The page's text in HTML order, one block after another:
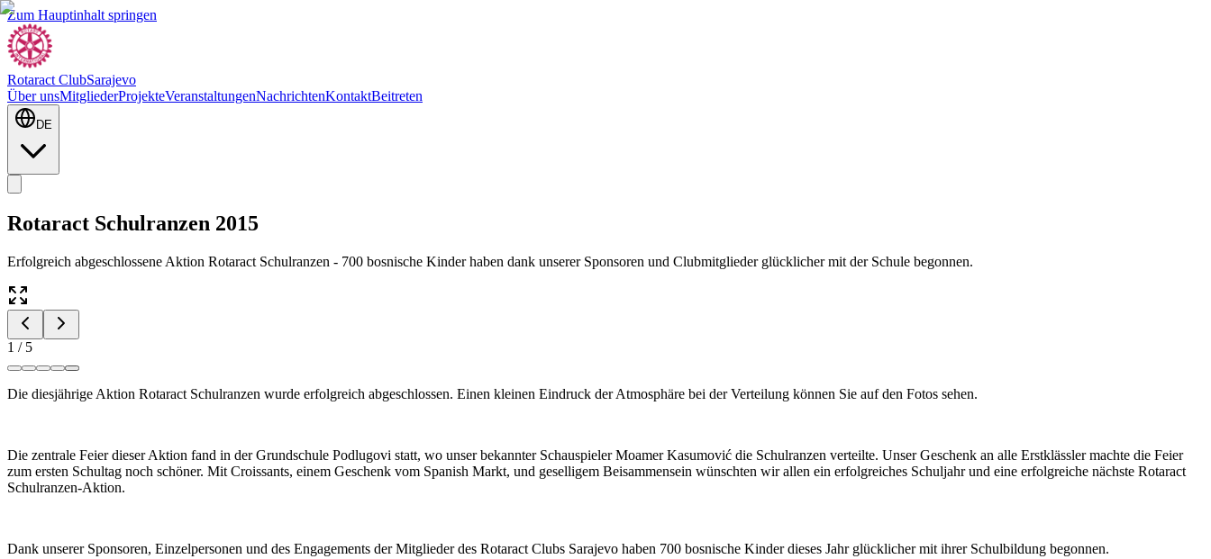
Zum Hauptinhalt springen
Rotaract ClubSarajevo
Über unsMitgliederProjekteVeranstaltungenNachrichtenKontaktBeitreten
DE
Rotaract Schulranzen 2015
Erfolgreich abgeschlossene Aktion Rotaract Schulranzen - 700 bosnische Kinder haben dank unserer Sponsoren und Clubmitglieder glücklicher mit der Schule begonnen.
1 / 5
Die diesjährige Aktion Rotaract Schulranzen wurde erfolgreich abgeschlossen. Einen kleinen Eindruck der Atmosphäre bei der Verteilung können Sie auf den Fotos sehen.
Die zentrale Feier dieser Aktion fand in der Grundschule Podlugovi statt, wo unser bekannter Schauspieler Moamer Kasumović die Schulranzen verteilte. Unser Geschenk an alle Erstklässler machte die Feier
zum ersten Schultag noch schöner. Mit Croissants, einem Geschenk vom Spanish Markt, und geselligem Beisammensein wünschten wir allen ein erfolgreiches Schuljahr und eine erfolgreiche nächste Rotaract
Schulranzen-Aktion.
Dank unserer Sponsoren, Einzelpersonen und des Engagements der Mitglieder des Rotaract Clubs Sarajevo haben 700 bosnische Kinder dieses Jahr glücklicher mit ihrer Schulbildung begonnen.